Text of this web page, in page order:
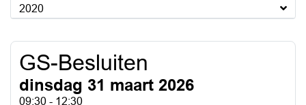
2020
GS-Besluiten
dinsdag 31 maart 2026
09:30 - 12:30